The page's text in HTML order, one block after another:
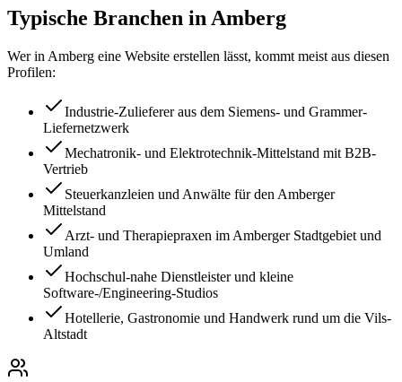
Typische Branchen in Amberg
Wer in Amberg eine Website erstellen lässt, kommt meist aus diesen
Profilen:
Industrie-Zulieferer aus dem Siemens- und Grammer-
Liefernetzwerk
Mechatronik- und Elektrotechnik-Mittelstand mit B2B-
Vertrieb
Steuerkanzleien und Anwälte für den Amberger
Mittelstand
Arzt- und Therapiepraxen im Amberger Stadtgebiet und
Umland
Hochschul-nahe Dienstleister und kleine
Software-/Engineering-Studios
Hotellerie, Gastronomie und Handwerk rund um die Vils-
Altstadt